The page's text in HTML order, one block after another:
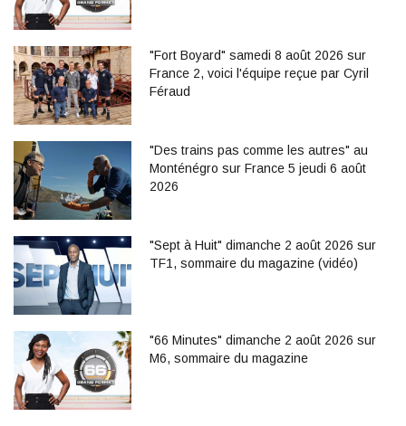
"Fort Boyard" samedi 8 août 2026 sur
France 2, voici l'équipe reçue par Cyril
Féraud
"Des trains pas comme les autres" au
Monténégro sur France 5 jeudi 6 août
2026
"Sept à Huit" dimanche 2 août 2026 sur
TF1, sommaire du magazine (vidéo)
"66 Minutes" dimanche 2 août 2026 sur
M6, sommaire du magazine